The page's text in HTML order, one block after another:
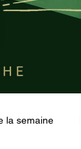
la semaine